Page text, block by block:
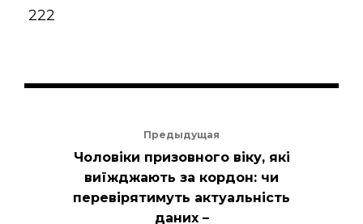
222
Предыдущая
Чоловіки призовного віку, які
виїжджають за кордон: чи
перевірятимуть актуальність
даних –